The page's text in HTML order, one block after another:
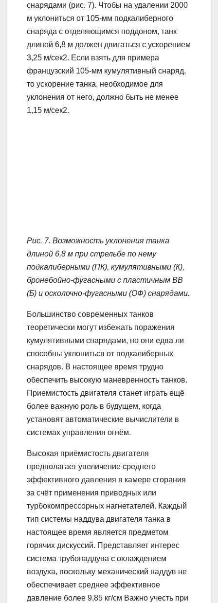
снарядами (рис. 7). Чтобы на удалении 2000
м уклониться от 105-мм подкалиберного
снаряда с отделяющимся поддоном, танк
длиной 6,8 м должен двигаться с ускорением
3,25 м/сек2. Если взять для примера
французский 105-мм кумулятивный снаряд,
то ускорение танка, необходимое для
уклонения от него, должно быть не менее
1,15 м/сек2.
Рис. 7. Возможность уклонения танка
длиной 6,8 м при стрельбе по нему
подкалиберными (ПК), кумулятивными (К),
бронебойно-фугасными с пластичным ВВ
(Б) и осколочно-фугасными (ОФ) снарядами.
Большинство современных танков
теоретически могут избежать поражения
кумулятивными снарядами, но они едва ли
способны уклониться от подкалиберных
снарядов. В настоящее время трудно
обеспечить высокую маневренность танков.
Приемистость двигателя станет играть ещё
более важную роль в будущем, когда
установят автоматические вычислители в
системах управления огнём.
Высокая приёмистость двигателя
предполагает увеличение среднего
эффективного давления в камере сгорания
за счёт применения приводных или
турбокомпрессорных нагнетателей. Каждый
тип системы наддува двигателя танка в
настоящее время является предметом
горячих дискуссий. Представляет интерес
система трубонаддува с охлаждением
воздуха, поскольку механический наддув не
обеспечивает среднее эффективное
давление более 9,85 кг/см Важно учесть при